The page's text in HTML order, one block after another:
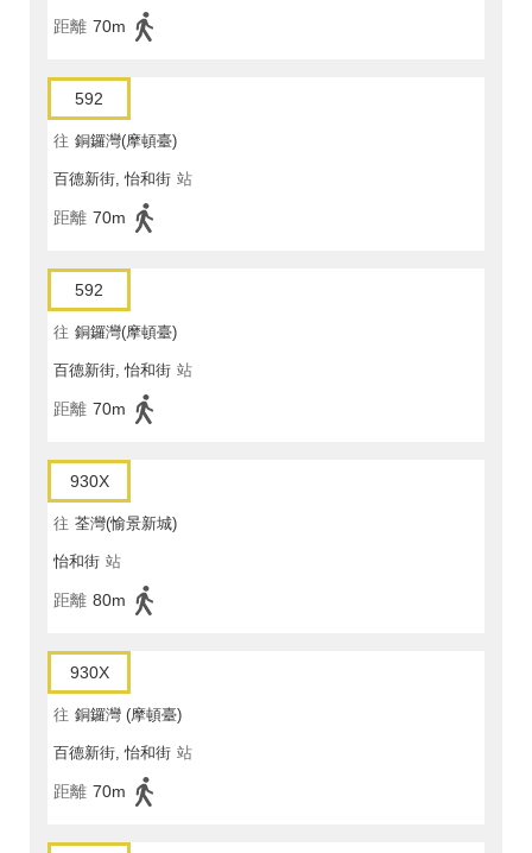
距離 70m
592
往 銅鑼灣(摩頓臺)
百德新街, 怡和街 站
距離 70m
592
往 銅鑼灣(摩頓臺)
百德新街, 怡和街 站
距離 70m
930X
往 荃灣(愉景新城)
怡和街 站
距離 80m
930X
往 銅鑼灣 (摩頓臺)
百德新街, 怡和街 站
距離 70m